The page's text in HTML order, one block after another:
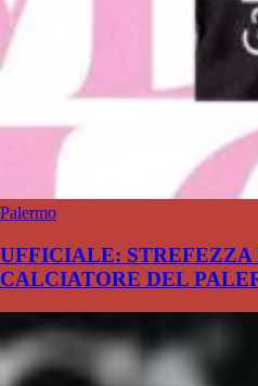
Palermo
UFFICIALE: STREFEZZA
CALCIATORE DEL